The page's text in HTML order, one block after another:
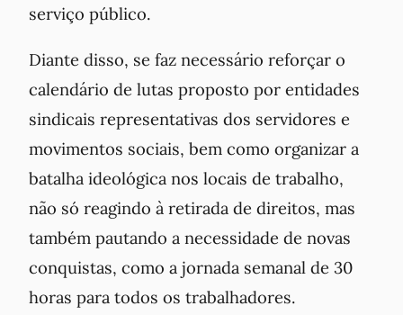
serviço público.
Diante disso, se faz necessário reforçar o
calendário de lutas proposto por entidades
sindicais representativas dos servidores e
movimentos sociais, bem como organizar a
batalha ideológica nos locais de trabalho,
não só reagindo à retirada de direitos, mas
também pautando a necessidade de novas
conquistas, como a jornada semanal de 30
horas para todos os trabalhadores.